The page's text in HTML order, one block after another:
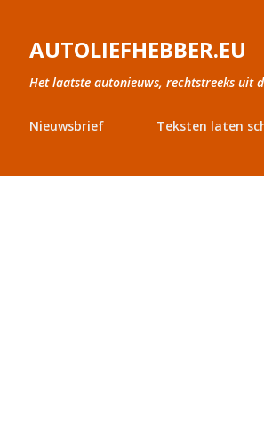
AUTOLIEFHEBBER.EU
Het laatste autonieuws, rechtstreeks uit
Nieuwsbrief Teksten laten